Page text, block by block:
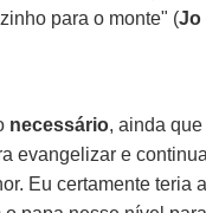
para o monte" (Jo
necessário, ainda
evangelizar e
Eu certamente teria